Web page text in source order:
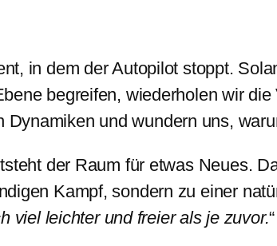
in dem der Autopilot stoppt.
begreifen, wiederholen wir
und wundern uns,
der Raum für etwas Neues.
Kampf, sondern zu einer
viel leichter und freier als je zuvor.“